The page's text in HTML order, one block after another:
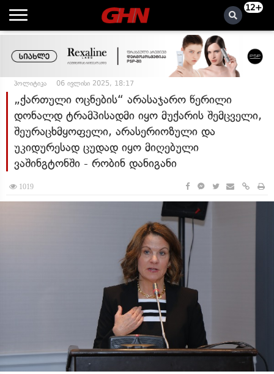
12+
პოლიტიკა 06 ივლისი 2025, 18:17
„ქართული ოცნების“ არასაჯარო წერილი
დონალდ ტრამპისადმი იყო მუქარის შემცველი,
შეურაცხმყოფელი, არასერიოზული და
უკიდურესად ცუდად იყო მიღებული
ვაშინგტონში - რობინ დანიგანი
1019